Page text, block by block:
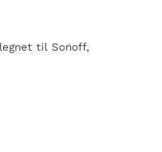
til Sonoff,